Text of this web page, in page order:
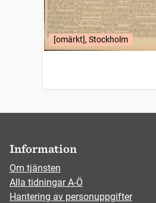
[omärkt], Stockholm
Information
Om tjänsten
Alla tidningar A-Ö
Hantering av personuppgifter